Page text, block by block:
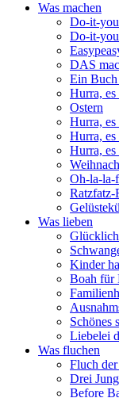
Was machen
Do-it-
Do-it-
DAS
Ein Buch
Hurra,
Ostern
Hurra, es
Hurra,
Hurra,
Oh-la-la-
Ratzfatz-
Was lieben
Kinder
Boah für
Schönes
Liebelei
Was fluchen
Fluch
Drei
Before